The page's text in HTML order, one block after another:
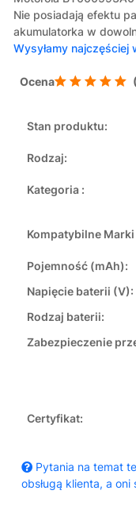
Nie posiadają efektu
akumulatorka w
Wysyłamy najczęściej
Ocena
Stan produktu:
Rodzaj:
Kategoria :
Kompatybilne Marki
Pojemność (mAh):
Napięcie baterii (V):
Rodzaj baterii:
Zabezpieczenie
Certyfikat:
Pytania na temat
obsługą klienta, a